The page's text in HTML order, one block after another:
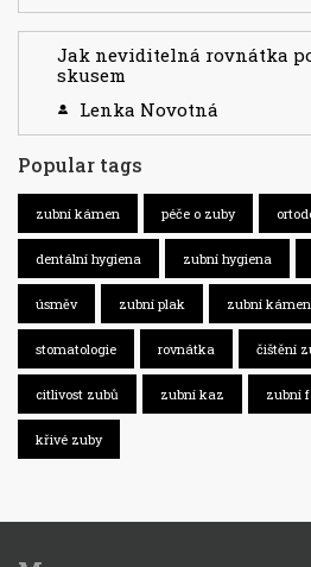
Jak neviditelná rovnátka
skusem
Lenka Novotná
Popular tags
zubní kámen péče o zuby
dentální hygiena zubní hygiena
úsměv zubní plak zubní
stomatologie rovnátka čištění
citlivost zubů zubní kaz zubní
křivé zuby